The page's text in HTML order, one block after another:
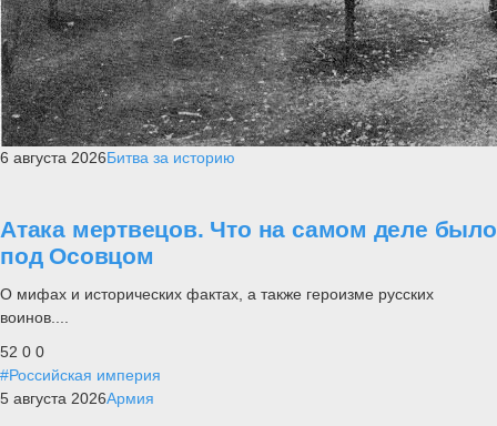
6 августа 2026Битва за историю
Атака мертвецов. Что на самом деле было
под Осовцом
О мифах и исторических фактах, а также героизме русских
воинов....
52 0 0
#Российская империя
5 августа 2026Армия